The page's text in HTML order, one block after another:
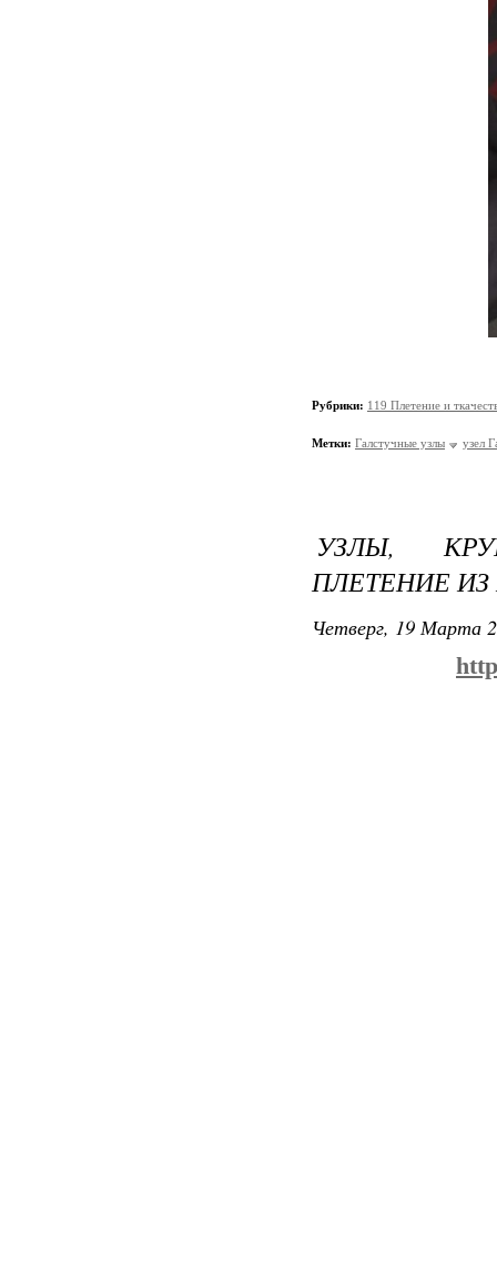
Рубрики: 119 Плетение и
Метки: Галстучные узлы узел
УЗЛЫ,
ПЛЕТЕНИЕ
Четверг, 19 Марта